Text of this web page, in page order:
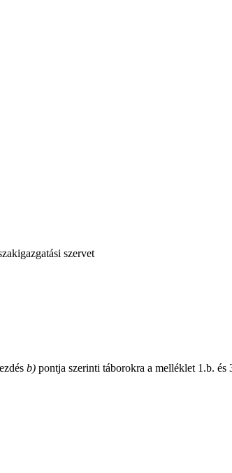
szervet
b) pontja szerinti táborokra a melléklet 1.b.